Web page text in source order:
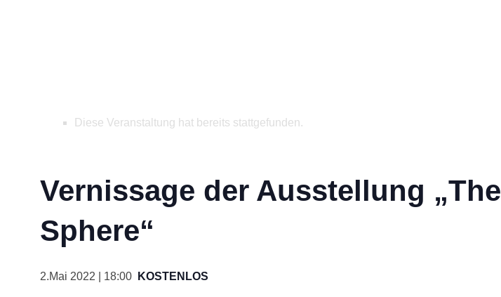
Diese Veranstaltung hat bereits stattgefunden.
Vernissage der Ausstellung „The
Sphere“
2.Mai 2022 | 18:00 KOSTENLOS